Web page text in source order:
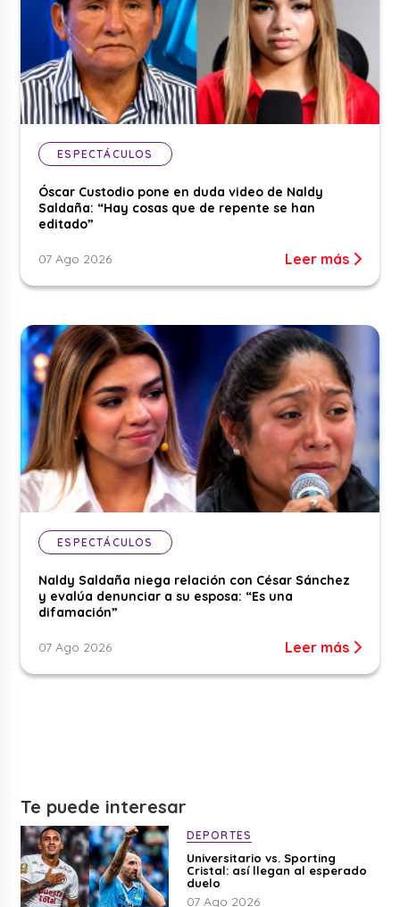
ESPECTÁCULOS
Óscar Custodio pone en duda video de Naldy
Saldaña: “Hay cosas que de repente se han
editado”
07 Ago 2026 Leer más
ESPECTÁCULOS
Naldy Saldaña niega relación con César Sánchez
y evalúa denunciar a su esposa: “Es una
difamación”
07 Ago 2026 Leer más
Te puede interesar
DEPORTES
Universitario vs. Sporting
Cristal: así llegan al esperado
duelo
07 Ago 2026